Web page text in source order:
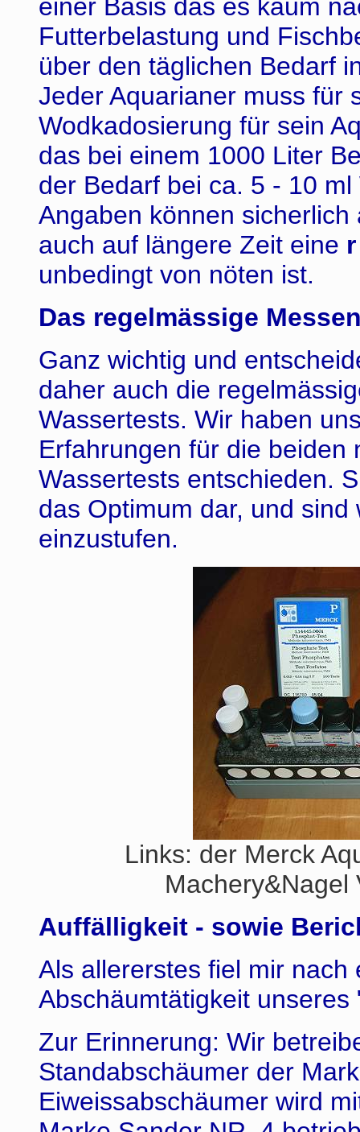
einer Basis das es kaum
Futterbelastung und
über den täglichen Bedarf
Jeder Aquarianer muss für
Wodkadosierung für sein
das bei einem 1000 Liter
der Bedarf bei ca. 5 - 10
Angaben können
auch auf längere Zeit eine
unbedingt von nöten ist.
Das regelmässige
Ganz wichtig und
daher auch die
Wassertests. Wir haben
Erfahrungen für die beiden
Wassertests entschieden.
das Optimum dar, und
einzustufen.
Links: der Merck
Machery&Nagel
Auffälligkeit - sowie
Als allererstes fiel mir nach
Abschäumtätigkeit
Zur Erinnerung: Wir
Standabschäumer der
Eiweissabschäumer wird